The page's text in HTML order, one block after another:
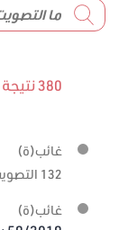
380 نتيجة
غائب(ة)
132 التصويت
غائب(ة)